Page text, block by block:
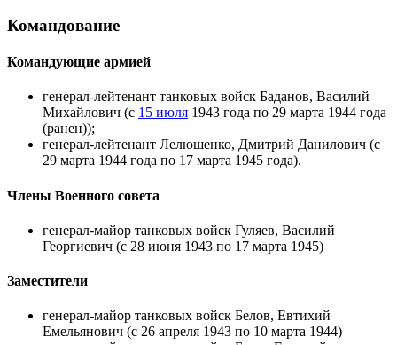
Командование
Командующие армией
генерал-лейтенант танковых войск Баданов, Василий
Михайлович (с 15 июля 1943 года по 29 марта 1944 года
(ранен));
генерал-лейтенант Лелюшенко, Дмитрий Данилович (с
29 марта 1944 года по 17 марта 1945 года).
Члены Военного совета
генерал-майор танковых войск Гуляев, Василий
Георгиевич (с 28 июня 1943 по 17 марта 1945)
Заместители
генерал-майор танковых войск Белов, Евтихий
Емельянович (с 26 апреля 1943 по 10 марта 1944)